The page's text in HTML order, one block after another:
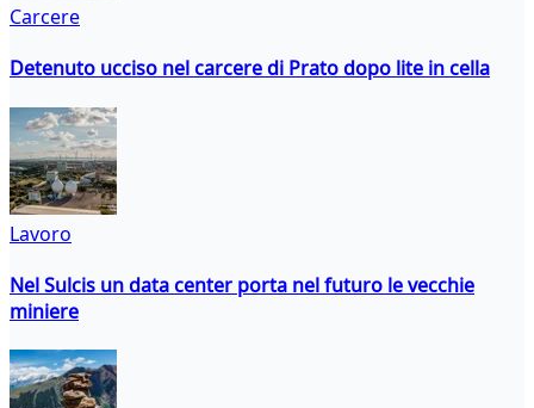
Carcere
Detenuto ucciso nel carcere di Prato dopo lite in cella
Lavoro
Nel Sulcis un data center porta nel futuro le vecchie
miniere